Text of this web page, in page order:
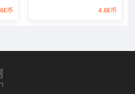
币
4.6E币